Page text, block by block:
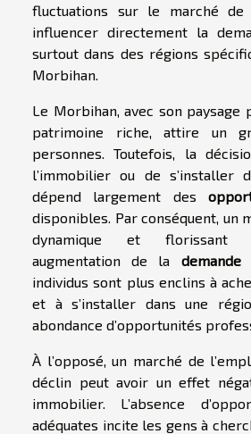
fluctuations sur le marché de
influencer directement la
surtout dans des régions
Morbihan.
Le Morbihan, avec son paysage
patrimoine riche, attire un
personnes. Toutefois, la
l’immobilier ou de s’installer
dépend largement des
disponibles. Par conséquent, un
dynamique et florissant
augmentation de la demande
individus sont plus enclins à
et à s’installer dans une
abondance d’opportunités
À l’opposé, un marché de
déclin peut avoir un effet
immobilier. L’absence
adéquates incite les gens à